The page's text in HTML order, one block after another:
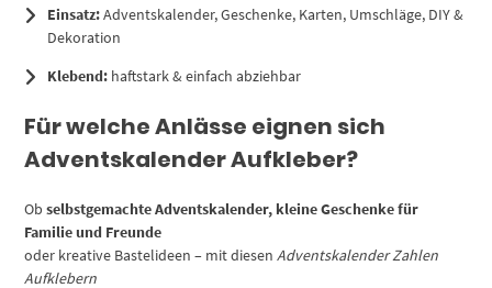
Einsatz:Adventskalender, Geschenke, Karten, Umschläge, DIY &
Dekoration
Klebend: haftstark & einfach abziehbar
Für welche Anlässe eignen sich
Adventskalender Aufkleber?
Obselbstgemachte Adventskalender, kleine Geschenke für
Familie und Freunde
oder kreative Bastelideen – mit diesenAdventskalender Zahlen
Aufklebern